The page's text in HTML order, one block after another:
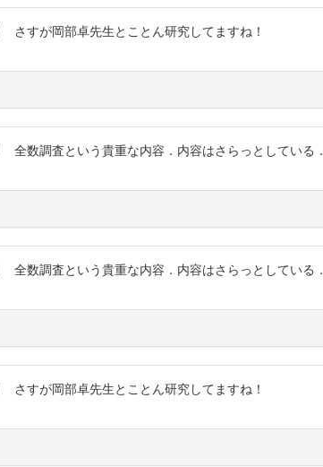
すが岡部卓先生とことん研究してますね！
数調査という貴重な内容．内容はさらっとしている．
数調査という貴重な内容．内容はさらっとしている．
すが岡部卓先生とことん研究してますね！